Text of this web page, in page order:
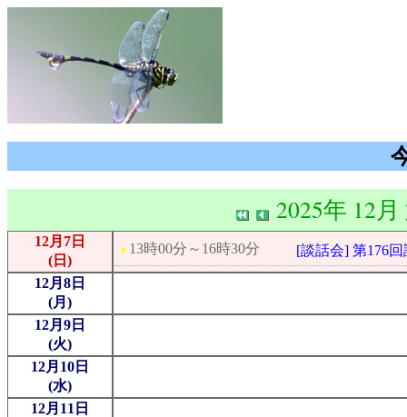
2025年 12
12月7日
(日)
13時00分～16時30分 [談話会] 第176
12月8日
(月)
12月9日
(火)
12月10日
(水)
12月11日